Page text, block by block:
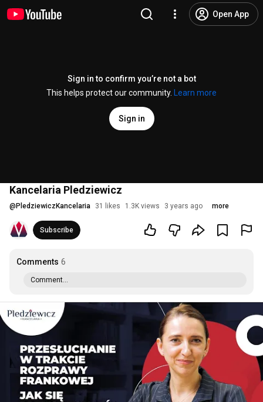
Open App
Sign in to confirm you’re not a bot
This helps protect our community.
Learn more
Sign in
Kancelaria Pledziewicz
@ PledziewiczKancelaria 31 likes 1.3K views 3 years ago more
Subscribe
Comments 6
Comment...